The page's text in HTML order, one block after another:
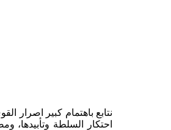
نتابع باهتمام كبير اصرار
احتكار السلطة وتأبيدها،